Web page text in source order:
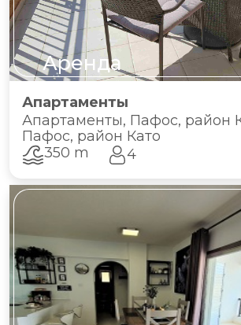
Аренда
Апартаменты
Апартаменты, Пафос, район
Пафос, район Като
350 m
4